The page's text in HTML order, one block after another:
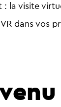
: la visite
dans vos